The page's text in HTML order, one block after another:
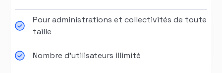
Pour administrations et collectivités de toute
taille
Nombre d'utilisateurs illimité